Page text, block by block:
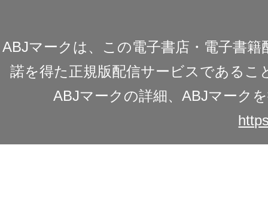
ABJマークは、この電子書店・電子書
諾を得た正規版配信サービスであるこ
ABJマークの詳細、ABJマーク